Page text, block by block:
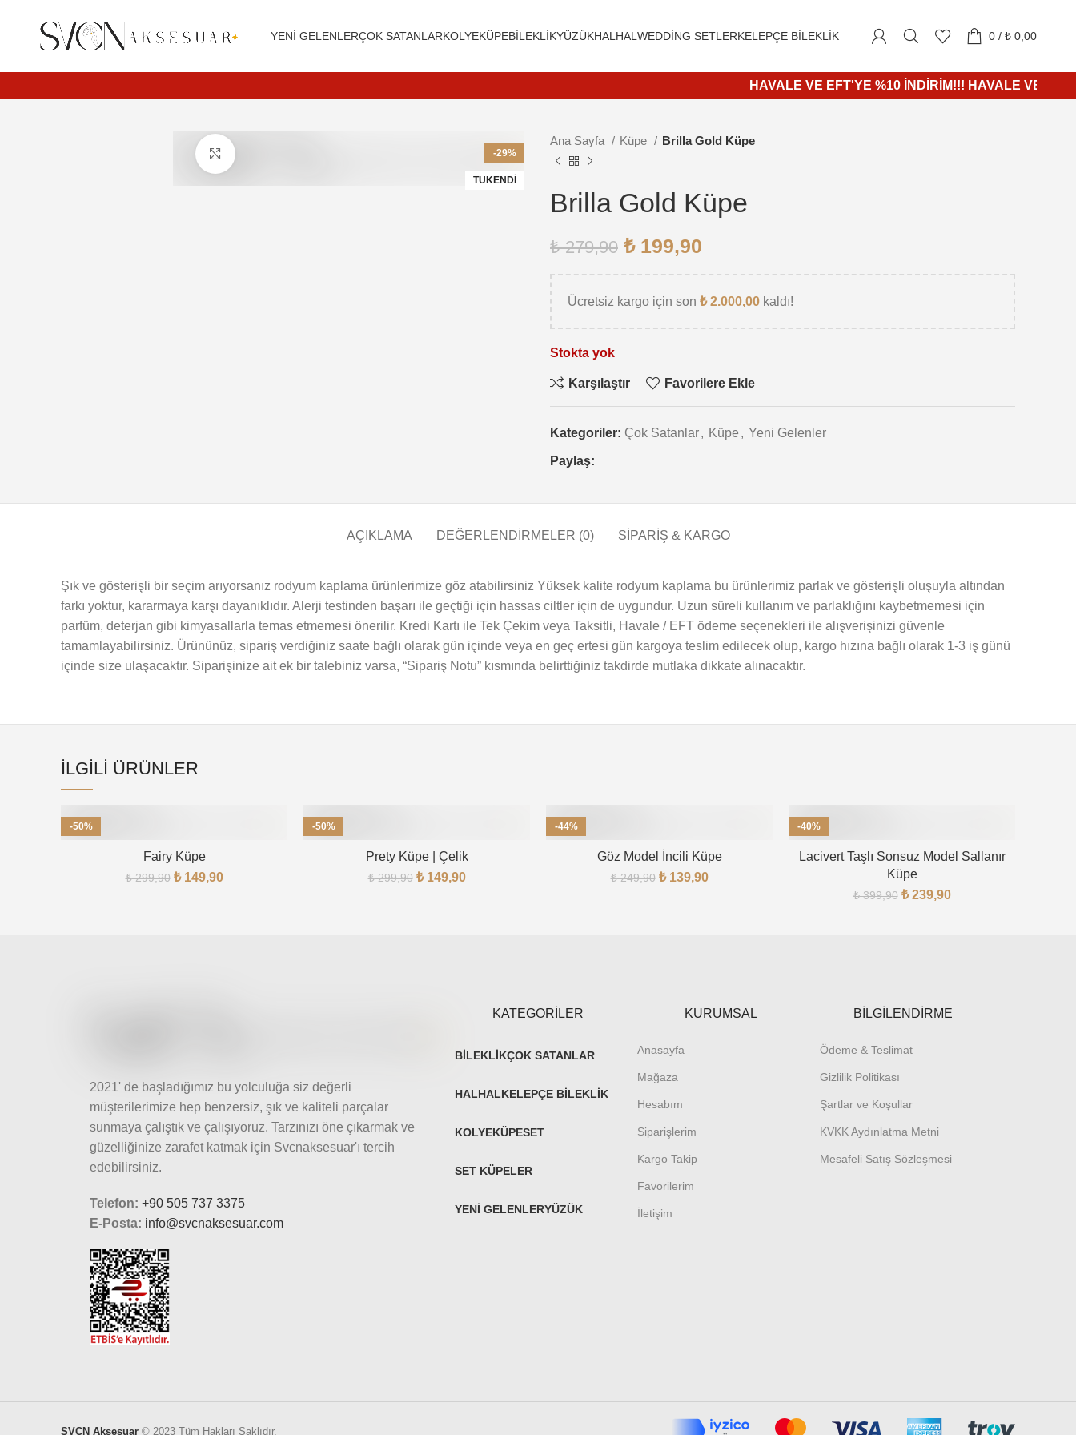
YENI GELENLERÇOK SATANLARKOLYEKÜPEBILEKLIKYÜZÜKHALHALWEDDING SETLERKELEPÇE BILEKLIK 0/ ₺ 0,00
HAVALE VE EFT'YE %10 İNDİRİM!!! HAVALE VE
-29%
TÜKENDI
Daha büyük görüntülemek için tıkla
Ana Sayfa Küpe Brilla Gold Küpe
Brilla Gold Küpe
₺279,90 ₺199,90
Ücretsiz kargo için son ₺2.000,00 kaldı!
Stokta yok
Karşılaştır Favorilere Ekle
Kategoriler: Çok Satanlar, Küpe , Yeni Gelenler
Paylaş:
AÇIKLAMA DEĞERLENDIRMELER (0) SİPARİŞ & KARGO
Şık ve gösterişli bir seçim arıyorsanız rodyum kaplama ürünlerimize göz atabilirsiniz Yüksek kalite rodyum kaplama bu ürünlerimiz parlak ve gösterişli oluşuyla altından
farkı yoktur, kararmaya karşı dayanıklıdır. Alerji testinden başarı ile geçtiği için hassas ciltler için de uygundur. Uzun süreli kullanım ve parlaklığını kaybetmemesi için
parfüm, deterjan gibi kimyasallarla temas etmemesi önerilir. Kredi Kartı ile Tek Çekim veya Taksitli, Havale / EFT ödeme seçenekleri ile alışverişinizi güvenle
tamamlayabilirsiniz. Ürününüz, sipariş verdiğiniz saate bağlı olarak gün içinde veya en geç ertesi gün kargoya teslim edilecek olup, kargo hızına bağlı olarak 1-3 iş günü
içinde size ulaşacaktır. Siparişinize ait ek bir talebiniz varsa, “Sipariş Notu” kısmında belirttiğiniz takdirde mutlaka dikkate alınacaktır.
İLGILI ÜRÜNLER
-50%
Fairy Küpe
₺299,90 ₺149,90
-50%
Prety Küpe | Çelik
₺299,90 ₺149,90
-44%
Göz Model İncili Küpe
₺249,90 ₺139,90
-40%
Lacivert Taşlı Sonsuz Model Sallanır
Küpe
₺399,90 ₺239,90
2021' de başladığımız bu yolculuğa siz değerli
müşterilerimize hep benzersiz, şık ve kaliteli parçalar
sunmaya çalıştık ve çalışıyoruz. Tarzınızı öne çıkarmak ve
güzelliğinize zarafet katmak için Svcnaksesuar'ı tercih
edebilirsiniz.
Telefon: +90 505 737 3375
E-Posta: info@svcnaksesuar.com
KATEGORİLER
BILEKLIKÇOK SATANLAR
HALHALKELEPÇE BILEKLIK
KOLYEKÜPESET
SET KÜPELER
YENI GELENLERYÜZÜK
KURUMSAL
Anasayfa
Mağaza
Hesabım
Siparişlerim
Kargo Takip
Favorilerim
İletişim
BİLGİLENDİRME
Ödeme & Teslimat
Gizlilik Politikası
Şartlar ve Koşullar
KVKK Aydınlatma Metni
Mesafeli Satış Sözleşmesi
SVCN Aksesuar © 2023 Tüm Hakları Saklıdır.